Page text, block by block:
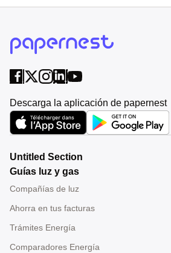
Descarga la aplicación de papernest
Untitled Section
Guías luz y gas
Compañías de luz
Ahorra en tus facturas
Trámites Energía
Comparadores Energía